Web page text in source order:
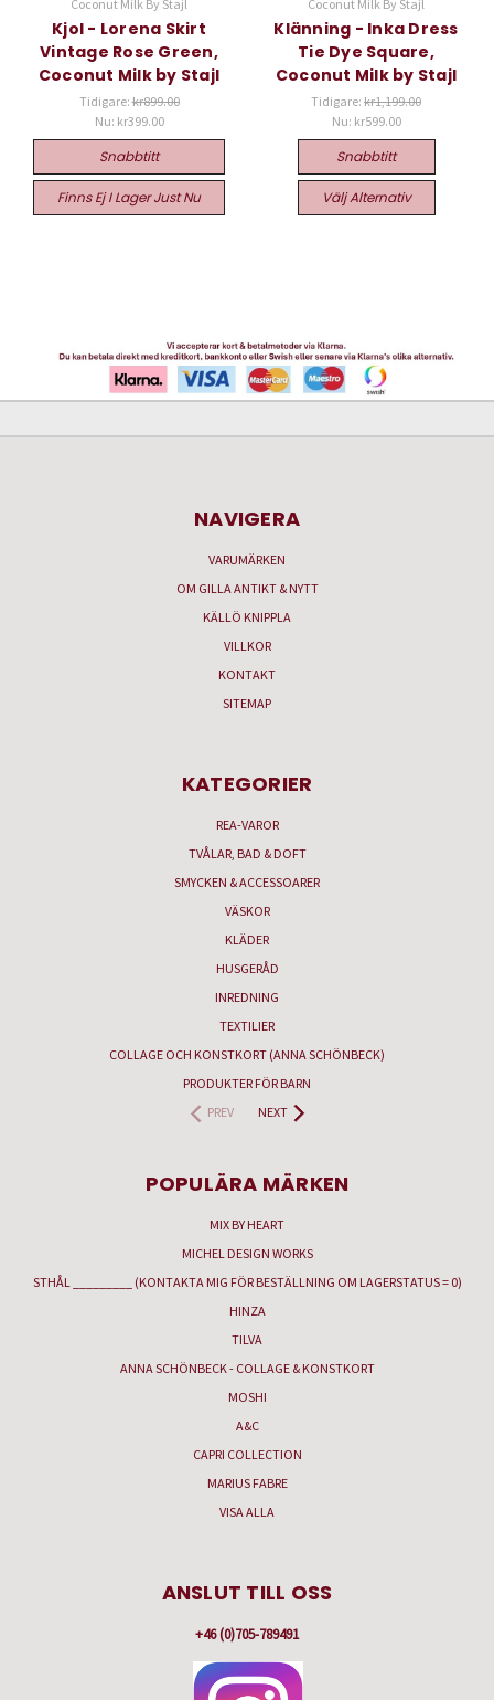
Coconut Milk By Stajl
Kjol - Lorena Skirt
Vintage Rose Green,
Coconut Milk by Stajl
Tidigare:kr899.00
Nu: kr399.00
Snabbtitt
Finns Ej I Lager Just Nu
Coconut Milk By Stajl
Klänning - Inka Dress
Tie Dye Square,
Coconut Milk by Stajl
Tidigare: kr1,199.00
Nu: kr599.00
Snabbtitt
Välj Alternativ
NAVIGERA
VARUMÄRKEN
OM GILLA ANTIKT & NYTT
KÄLLÖ KNIPPLA
VILLKOR
KONTAKT
SITEMAP
KATEGORIER
REA-VAROR
TVÅLAR, BAD & DOFT
SMYCKEN & ACCESSOARER
VÄSKOR
KLÄDER
HUSGERÅD
INREDNING
TEXTILIER
COLLAGE OCH KONSTKORT (ANNA SCHÖNBECK)
PRODUKTER FÖR BARN
PREV
NEXT
POPULÄRA MÄRKEN
MIX BY HEART
MICHEL DESIGN WORKS
STHÅL _________ (KONTAKTA MIG FÖR BESTÄLLNING OM LAGERSTATUS = 0)
HINZA
TILVA
ANNA SCHÖNBECK - COLLAGE & KONSTKORT
MOSHI
A&C
CAPRI COLLECTION
MARIUS FABRE
VISA ALLA
ANSLUT TILL OSS
+46 (0)705-789491